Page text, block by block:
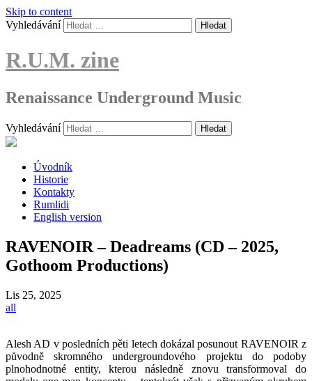
Skip to content
Vyhledávání
R.U.M. zine
Renaissance Underground Music
Vyhledávání
Úvodník
Historie
Kontakty
Rumlidi
English version
RAVENOIR – Deadreams (CD – 2025,
Gothoom Productions)
Lis 25, 2025
all
Alesh AD v posledních pěti letech dokázal posunout RAVENOIR z
původně skromného undergroundového projektu do podoby
plnohodnotné entity, kterou následně znovu transformoval do